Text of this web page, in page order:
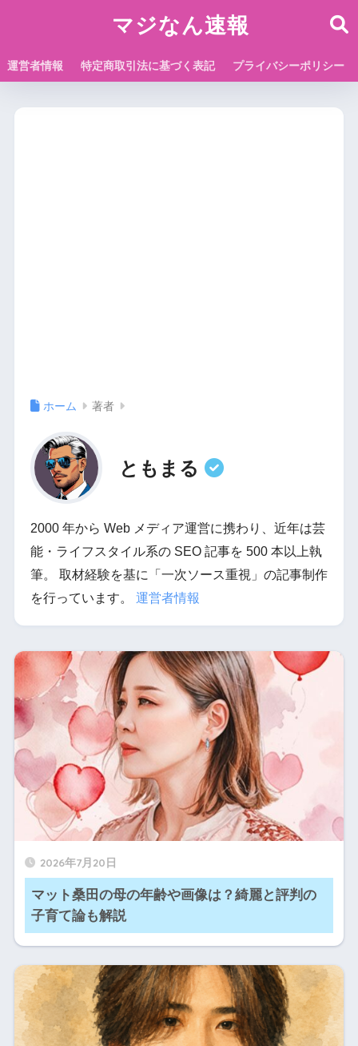
マジなん速報
運営者情報 特定商取引法に基づく表記 プライバシーポリシー
ホーム 著者
ともまる
2000 年から Web メディア運営に携わり、近年は芸
能・ライフスタイル系の SEO 記事を 500 本以上執
筆。 取材経験を基に「一次ソース重視」の記事制作
を行っています。 運営者情報
2026年7月20日
マット桑田の母の年齢や画像は？綺麗と評判の
子育て論も解説